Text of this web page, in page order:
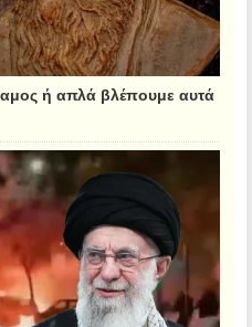
ή απλά βλέπουμε αυτά